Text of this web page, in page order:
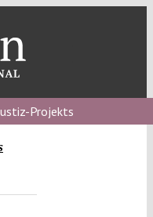
Projekts